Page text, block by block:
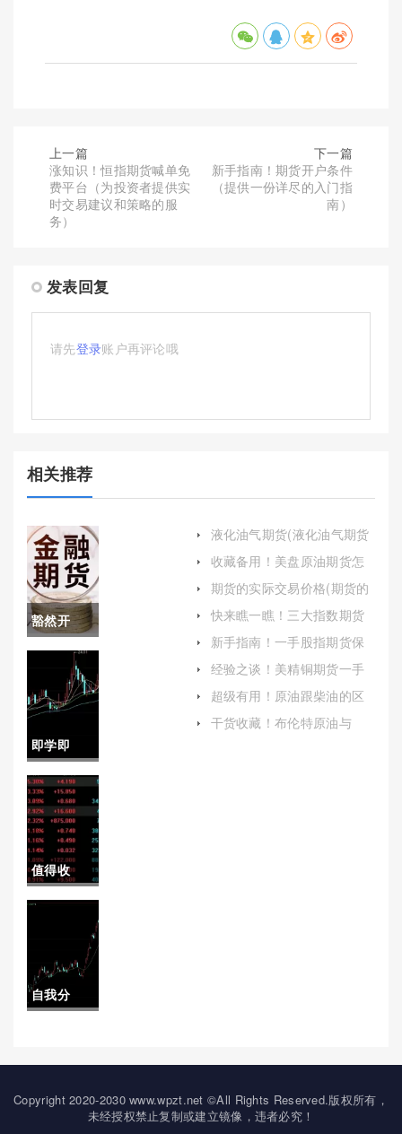
上一篇
涨知识！恒指期货喊单免
费平台（为投资者提供实
时交易建议和策略的服
务）
下一篇
新手指南！期货开户条件
（提供一份详尽的入门指
南）
发表回复
请先登录账户再评论哦
相关推荐
豁然开
朗！正规
期货公司
喊单(期货
喊单违法
吗)
即学即
用！一手
股指期货
多少保证
金（帮助
和运用这
一金融工
值得收
藏！期货
手续费
（为投资
的参考）
自我分
国际期货
在线喊单
液化油气期货(液化油气期货
收藏备用！美盘原油期货怎
成开户并开始交易）
期货的实际交易价格(期货的
快来瞧一瞧！三大指数期货
新手指南！一手股指期货保
动态是保持竞争力的关键）
经验之谈！美精铜期货一手
超级有用！原油跟柴油的区
干货收藏！布伦特原油与
Copyright 2020-2030 www.wpzt.net ©All Rights Reserved.版权所有，
未经授权禁止复制或建立镜像，违者必究！